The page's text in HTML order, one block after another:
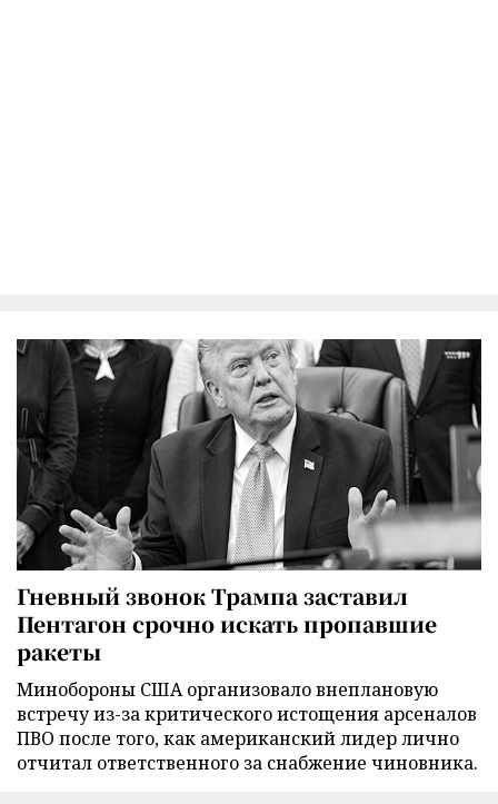
Гневный звонок Трампа заставил
Пентагон срочно искать пропавшие
ракеты
Минобороны США организовало внеплановую
встречу из-за критического истощения арсеналов
ПВО после того, как американский лидер лично
отчитал ответственного за снабжение чиновника.